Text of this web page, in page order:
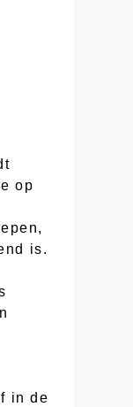
op
is.
in de